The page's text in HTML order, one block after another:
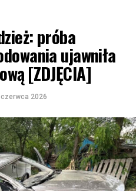
próba
ujawniła
[ZDJĘCIA]
2026